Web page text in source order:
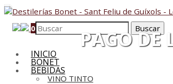
0
INICIO
BONET
BEBIDAS
VINO TINTO
PAGO DE